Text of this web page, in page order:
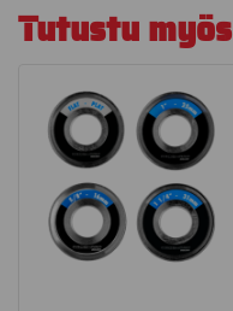
Tutustu myös